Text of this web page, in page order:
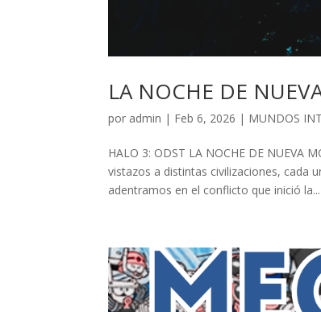
LA NOCHE DE
por admin | Feb 6, 2026 | MUNDOS
HALO 3: ODST LA NOCHE DE
vistazos a distintas civilizaciones, cada
adentramos en el conflicto que inició la...